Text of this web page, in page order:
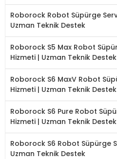
Roborock Robot Süpürge
Uzman Teknik Destek
Roborock S5 Max Robot
Hizmeti | Uzman Teknik Destek
Roborock S6 MaxV Robot
Hizmeti | Uzman Teknik Destek
Roborock S6 Pure Robot
Hizmeti | Uzman Teknik Destek
Roborock S6 Robot Süpürge
Uzman Teknik Destek